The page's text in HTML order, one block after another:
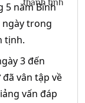
5 năm Bính
ngày trong
tịnh.
3 đến
vân tập về
vấn đáp